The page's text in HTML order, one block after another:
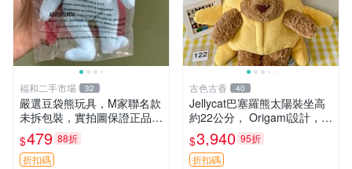
福和二手市場 32
嚴選豆袋熊玩具，M家聯名款
未拆包裝，實拍圖保證正品
豆袋玩具 嚴選 M家 豆袋熊
$479 88折
折扣碼
古色古香 40
Jellycat巴塞羅熊太陽裝坐高
約22公分， Origami設計，來
自越南。嚴選 Recommendat
ion！巴塞羅、 Origami熊、J
elly
$3,940 95折
折扣碼